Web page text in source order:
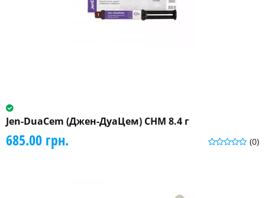
Jen-DuaCem (Джен-ДуаЦем) CHM 8.4 г
(0)
685.00 грн.